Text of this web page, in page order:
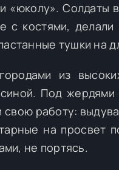
Солдаты
с костями,
тушки на
из
Под
работу:
на просвет
не портясь.